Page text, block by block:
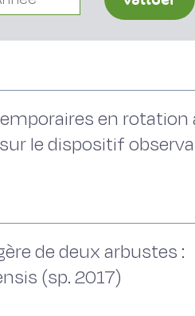
en rotation
le dispositif
de deux arbustes :
(sp. 2017)